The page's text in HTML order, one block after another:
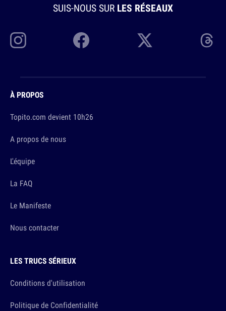
SUIS-NOUS SUR LES RÉSEAUX
À PROPOS
Topito.com devient 10h26
A propos de nous
L'équipe
La FAQ
Le Manifeste
Nous contacter
LES TRUCS SÉRIEUX
Conditions d'utilisation
Politique de Confidentialité